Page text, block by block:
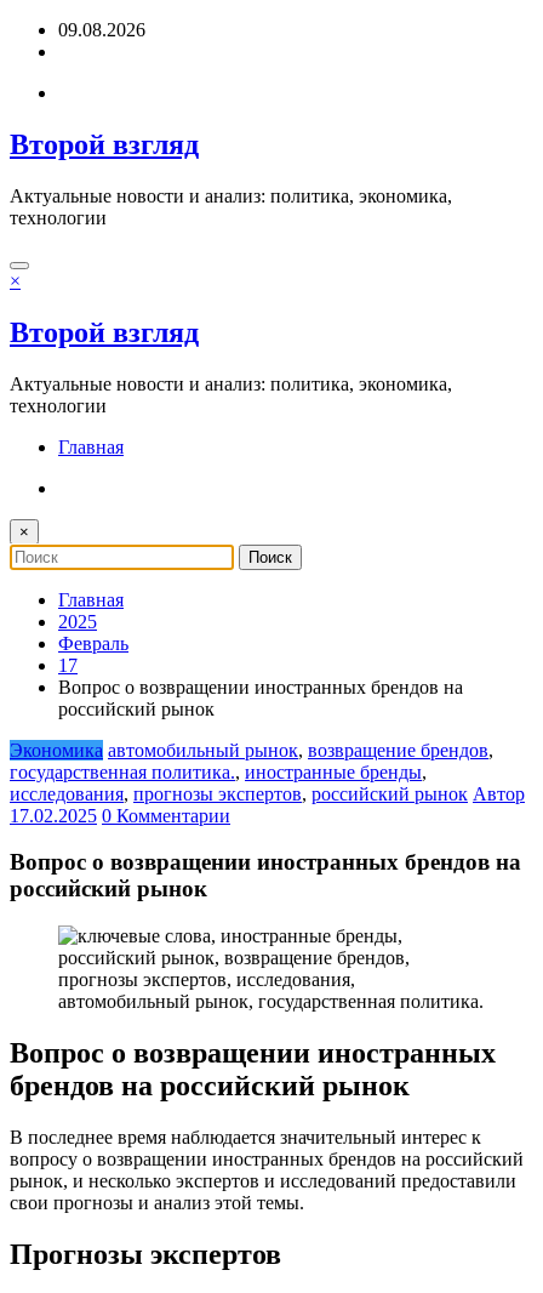
Перейти09.08.2026
Второй взгляд
Актуальные новости и анализ: политика, экономика,
технологии
×
Второй взгляд
Актуальные новости и анализ: политика, экономика,
технологии
Главная
×
Главная
2025
Февраль
17
Вопрос о возвращении иностранных брендов на
российский рынок
Экономика автомобильный рынок, возвращение брендов,
государственная политика., иностранные бренды,
исследования, прогнозы экспертов, российский рынок Автор
17.02.2025 0 Комментарии
Вопрос о возвращении иностранных брендов на
российский рынок
Вопрос о возвращении иностранных
брендов на российский рынок
В последнее время наблюдается значительный интерес к
вопросу о возвращении иностранных брендов на российский
рынок, и несколько экспертов и исследований предоставили
свои прогнозы и анализ этой темы.
Прогнозы экспертов